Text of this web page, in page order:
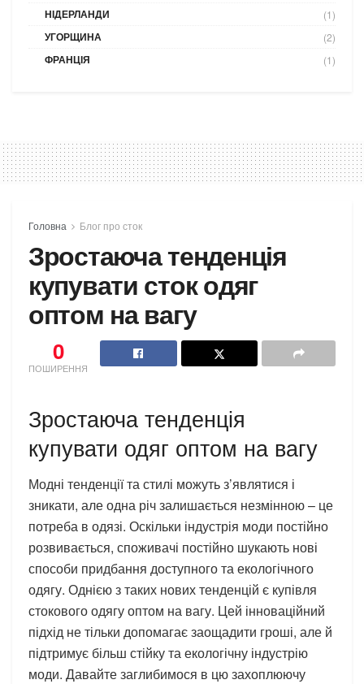
НІДЕРЛАНДИ (1)
УГОРЩИНА (2)
ФРАНЦІЯ (1)
Головна Блог про сток
Зростаюча тенденція
купувати сток одяг
оптом на вагу
0
ПОШИРЕННЯ
Зростаюча тенденція
купувати одяг оптом на вагу
Модні тенденції та стилі можуть з’являтися і
зникати, але одна річ залишається незмінною – це
потреба в одязі. Оскільки індустрія моди постійно
розвивається, споживачі постійно шукають нові
способи придбання доступного та екологічного
одягу. Однією з таких нових тенденцій є купівля
стокового одягу оптом на вагу. Цей інноваційний
підхід не тільки допомагає заощадити гроші, але й
підтримує більш стійку та екологічну індустрію
моди. Давайте заглибимося в цю захоплюючу